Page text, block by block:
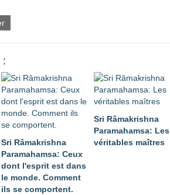
:
Sri Râmakrishna
Paramahamsa: Ceux
dont l'esprit est dans
le monde. Comment
ils se comportent.
Sri Râmakrishna
Paramahamsa: Les
véritables maîtres